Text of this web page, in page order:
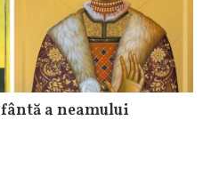
a neamului